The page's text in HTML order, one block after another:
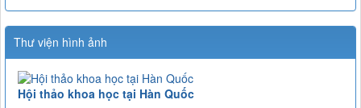
Thư viện hình ảnh
Hội thảo khoa học tại Hàn Quốc